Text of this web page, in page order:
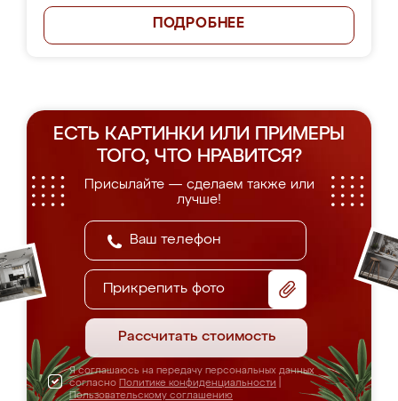
ПОДРОБНЕЕ
ЕСТЬ КАРТИНКИ ИЛИ ПРИМЕРЫ
ТОГО, ЧТО НРАВИТСЯ?
Присылайте — сделаем также или
лучше!
Прикрепить фото
Рассчитать стоимость
Я соглашаюсь на передачу персональных данных
согласно Политике конфиденциальности
Пользовательскому соглашению